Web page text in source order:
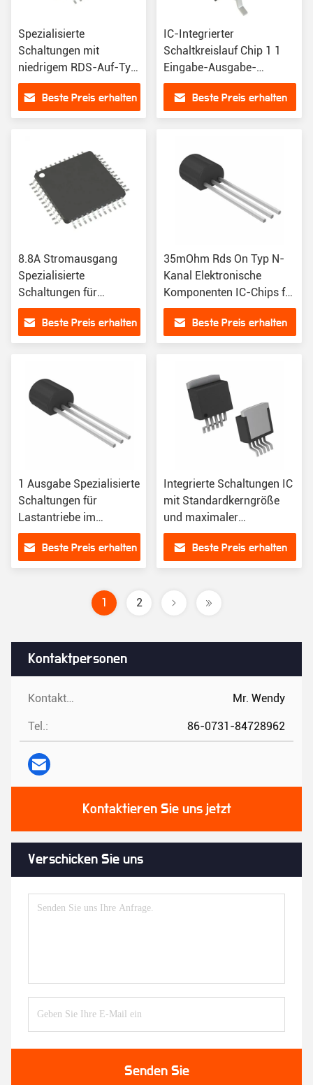
Kontaktpersonen
Kontaktpersonen: Mr. Wendy
Tel.: 86-0731-84728962
Kontaktieren Sie uns jetzt
Verschicken Sie uns
Senden Sie
Spezialisierte
Schaltungen mit
niedrigem RDS-Auf-Typ
von 35mOhm 4,75V 41V
Spannungslast
Beste Preis erhalten
IC-Integrierter
Schaltkreislauf Chip 1 1
Eingabe-Ausgabe-
Verhältnis PWR-Schalter
N-CHAN TO263-5
Beste Preis erhalten
8.8A Stromausgang
Spezialisierte
Schaltungen für
Standard-
Kernprozessor 4,75V
41V Spannungslast
Beste Preis erhalten
35mOhm Rds On Typ N-
Kanal Elektronische
Komponenten IC-Chips für
den Markt
Beste Preis erhalten
1 Ausgabe Spezialisierte
Schaltungen für
Lastantriebe im
Oberflächenbau
Beste Preis erhalten
Integrierte Schaltungen IC
mit Standardkerngröße
und maximaler
Ausgangsströmung von
8,8 A
Beste Preis erhalten
1 2